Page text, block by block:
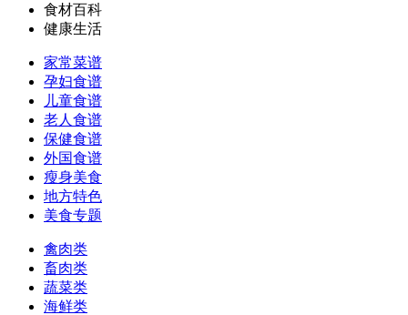
食材百科
健康生活
家常菜谱
孕妇食谱
儿童食谱
老人食谱
保健食谱
外国食谱
瘦身美食
地方特色
美食专题
禽肉类
畜肉类
蔬菜类
海鲜类